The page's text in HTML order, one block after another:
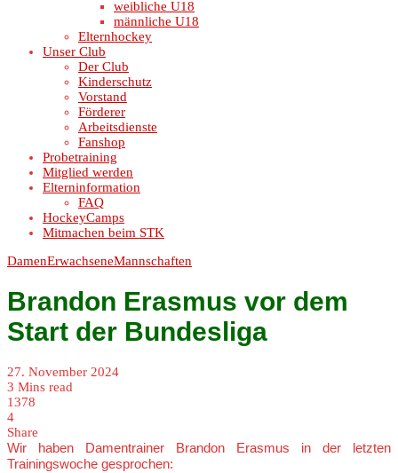
weibliche U18
männliche U18
Elternhockey
Unser Club
Der Club
Kinderschutz
Vorstand
Förderer
Arbeitsdienste
Fanshop
Probetraining
Mitglied werden
Elterninformation
FAQ
HockeyCamps
Mitmachen beim STK
DamenErwachseneMannschaften
Brandon Erasmus vor dem
Start der Bundesliga
27. November 2024
3 Mins read
1378
4
Share
Wir haben Damentrainer Brandon Erasmus in der letzten
Trainingswoche gesprochen: